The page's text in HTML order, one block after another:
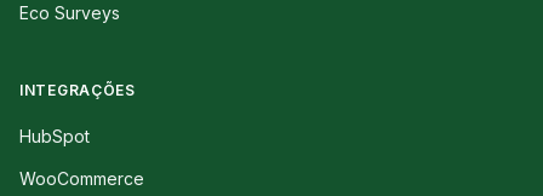
Eco Surveys
INTEGRAÇÕES
HubSpot
WooCommerce